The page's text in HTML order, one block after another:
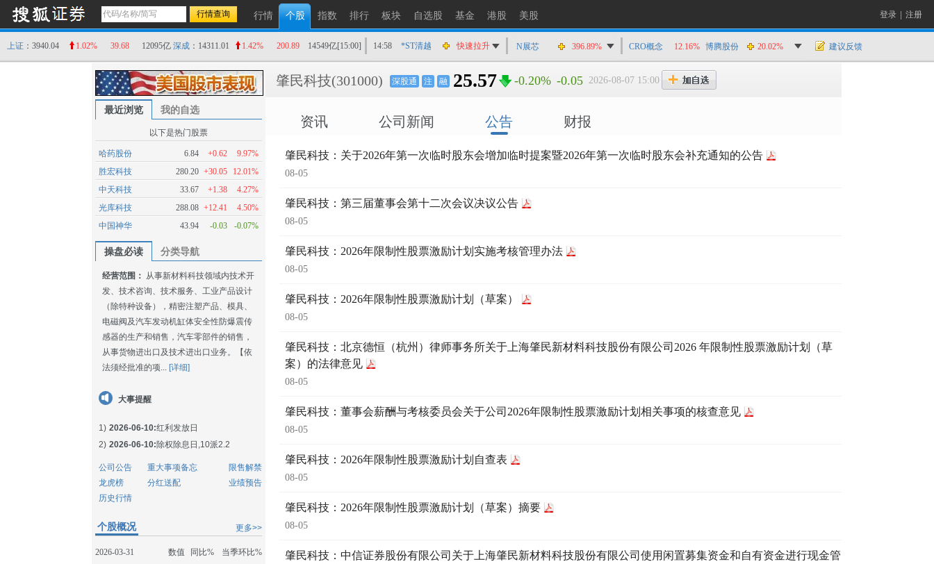
行情 个股 指数 排行 板块 自选股 基金 港股 美股 登录 注册
上证 ：3940.04 1.02% 39.68 12095亿 深成 ：14311.01 1.42% 200.89 14549亿[15:00] 14:58 *ST清越
快速拉升
14:56
上工Ｂ股
快速拉升
14:56
爱丽家居
快速拉升
14:56
南亚新材
猛烈打压
14:55
盛达资源
涨停
14:54
永安药业
快速拉升
N展芯 396.89% CRO概念 12.16% 博腾股份 20.02% 建议反馈
最近浏览 我的自选
以下是热门股票
哈药股份 6.84 +0.62
9.97%
胜宏科技
280.20 +30.05
12.01%
中天科技
33.67 +1.38
4.27%
光库科技
288.08 +12.41
4.50%
中国神华
43.94 -0.03 -0.07%
操盘必读 分类导航
经营范围： 从事新材料科技领域内技术开
发、技术咨询、技术服务、工业产品设计
（除特种设备），精密注塑产品、模具、
电磁阀及汽车发动机缸体安全性防爆震传
感器的生产和销售，汽车零部件的销售，
从事货物进出口及技术进出口业务。【依
法须经批准的项... [详细]
大事提醒
1) 2026-06-10:红利发放日
2) 2026-06-10:除权除息日,10派2.2
公司公告 重大事项备忘
限售解禁
龙虎榜
分红送配
业绩预告
历史行情
更多>>
个股概况
2026-03-31 数值 同比%
当季环比%
肇民科技(301000) 深股通 注 融 25.57 -0.20% -0.05 2026-08-07 15:00
资讯 公司新闻 公告 财报
肇民科技：关于2026年第一次临时股东会增加临时提案暨2026年第一次临时股东会补充通知的公告
08-05
肇民科技：第三届董事会第十二次会议决议公告
08-05
肇民科技：2026年限制性股票激励计划实施考核管理办法
08-05
肇民科技：2026年限制性股票激励计划（草案）
08-05
肇民科技：北京德恒（杭州）律师事务所关于上海肇民新材料科技股份有限公司2026 年限制性股票激励计划（草
案）的法律意见
08-05
肇民科技：董事会薪酬与考核委员会关于公司2026年限制性股票激励计划相关事项的核查意见
08-05
肇民科技：2026年限制性股票激励计划自查表
08-05
肇民科技：2026年限制性股票激励计划（草案）摘要
08-05
肇民科技：中信证券股份有限公司关于上海肇民新材料科技股份有限公司使用闲置募集资金和自有资金进行现金管